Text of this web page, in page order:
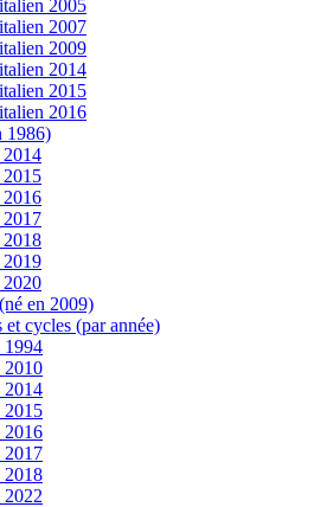
2005
2007
2009
2014
2015
2016
1986)
en 2009)
cycles (par année)
1994
2010
2014
2015
2016
2017
2018
2022